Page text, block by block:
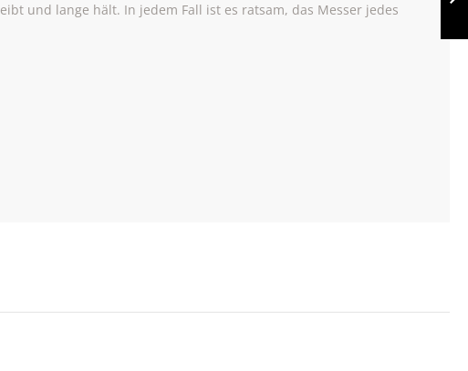
und lange hält. In jedem Fall ist es ratsam, das Messer jedes